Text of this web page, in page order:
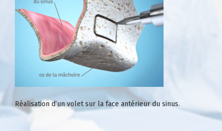
Réalisation d’un volet sur la face antérieur du sinus.